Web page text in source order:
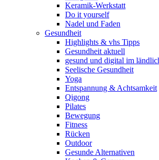
Keramik-Werkstatt
Do it yourself
Nadel und Faden
Gesundheit
Highlights & vhs Tipps
Gesundheit aktuell
gesund und digital im
Seelische Gesundheit
Yoga
Entspannung & Achtsamkeit
Qigong
Pilates
Bewegung
Fitness
Rücken
Outdoor
Gesunde Alternativen